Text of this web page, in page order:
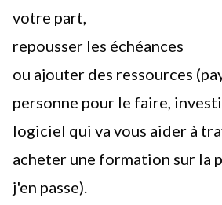
votre part,
repousser les échéances
ou ajouter des ressources
personne pour le faire,
logiciel qui va vous aider à
acheter une formation sur la
j'en passe).